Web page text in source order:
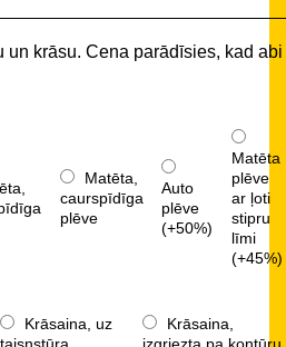
un krāsu. Cena parādīsies, kad abi
Matēta,
caurspīdīga
plēve
Auto
plēve
(+50%)
Matēta
plēve
ar ļoti
stipru
līmi
(+45%)
Krāsaina, uz
taisnstūra
Krāsaina,
izgriezta pa kontūru